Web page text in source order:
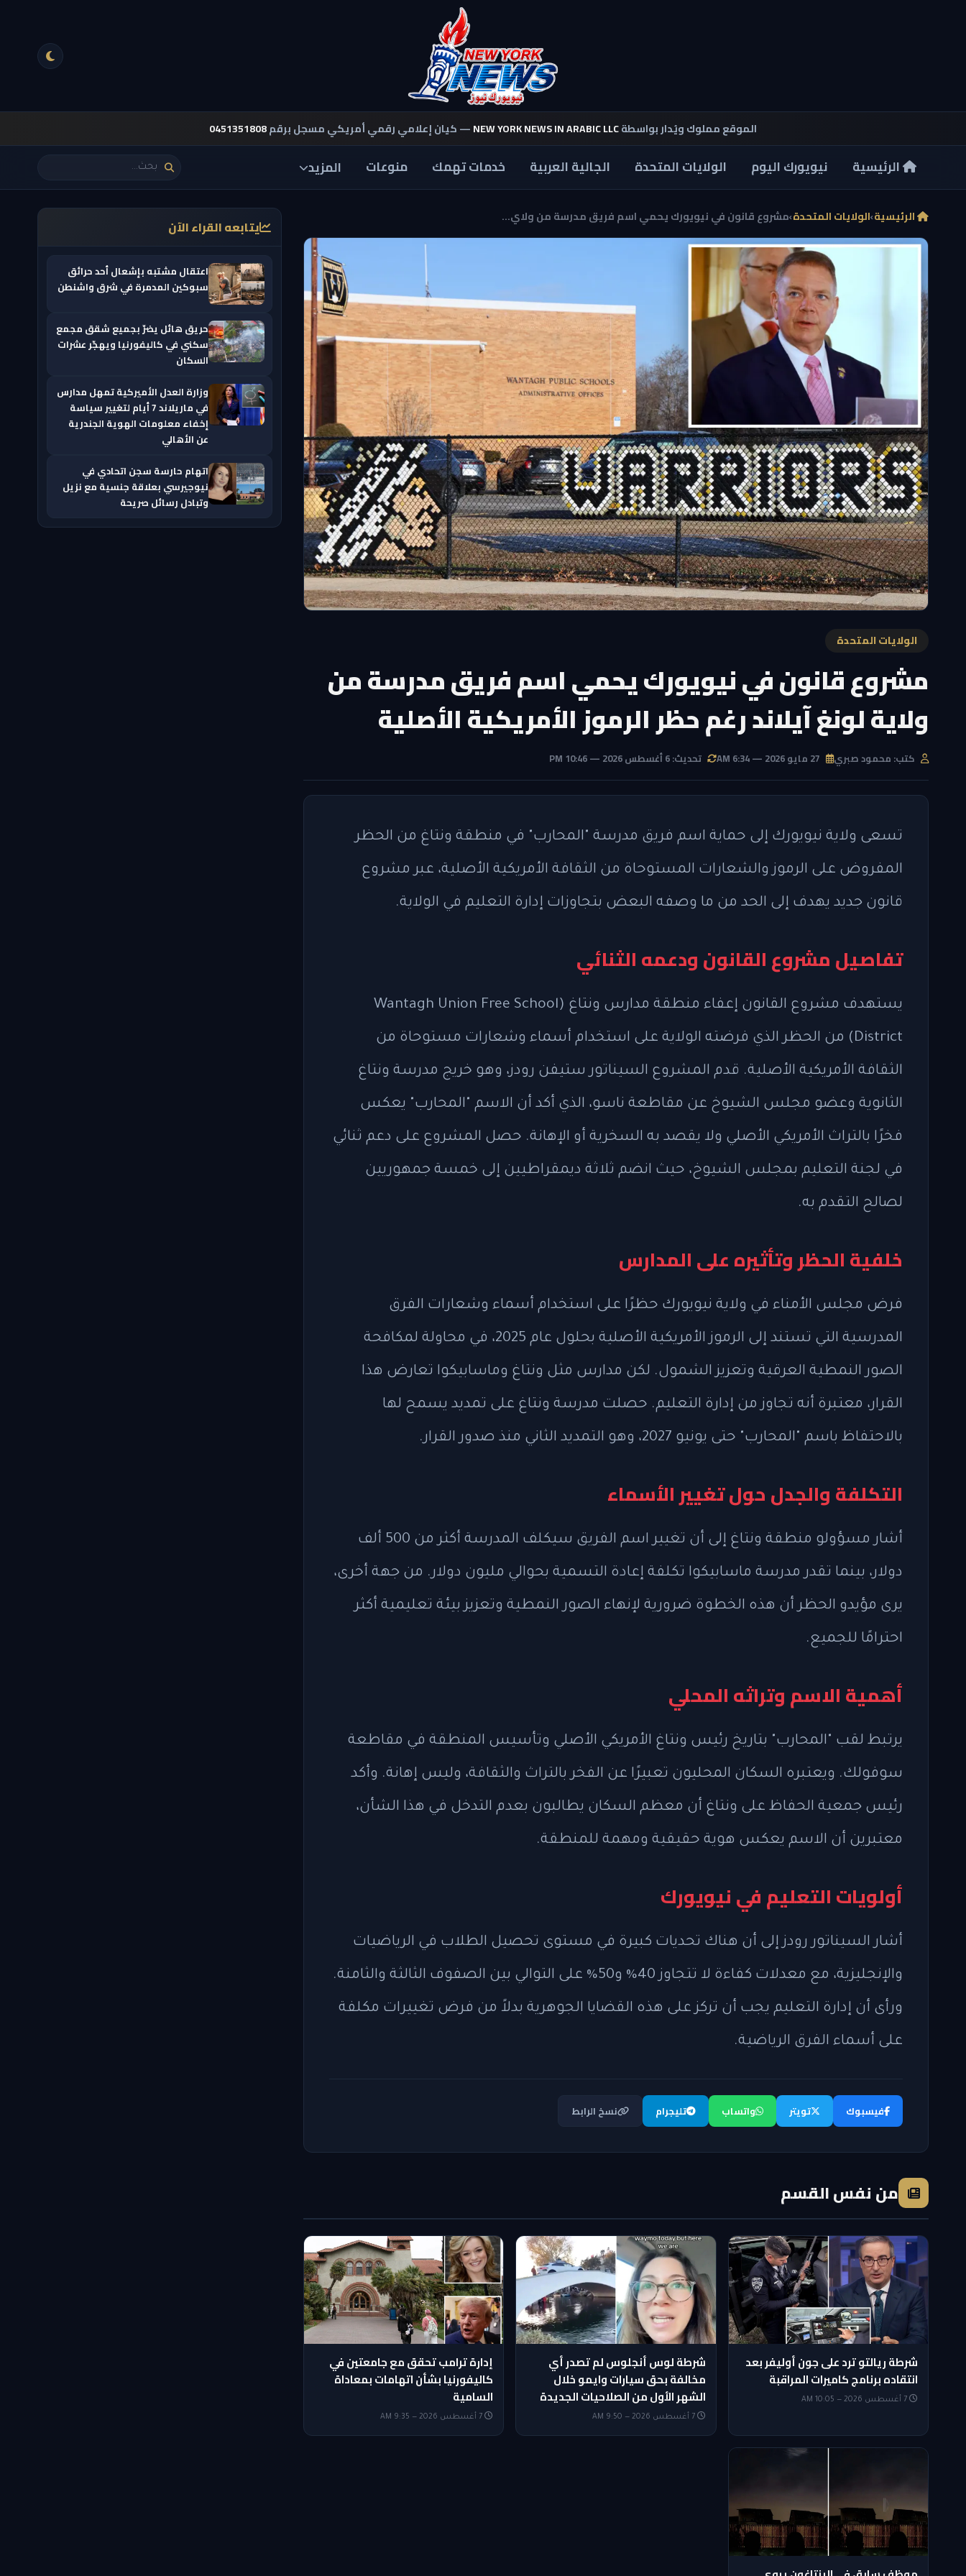
الموقع مملوك ويُدار بواسطةNEW YORK NEWS IN ARABIC LLC— كيان إعلامي رقمي أمريكي مسجل برقم0451351808
الرئيسية نيويورك اليوم الولايات المتحدة الجالية العربية خدمات تهمك منوعات المزيد
الرئيسية›الولايات المتحدة›مشروع قانون في نيويورك يحمي اسم فريق مدرسة من ولاي...
الولايات المتحدة
مشروع قانون في نيويورك يحمي اسم فريق مدرسة من
ولاية لونغ آيلاند رغم حظر الرموز الأمريكية الأصلية
كتب: محمود صبري تحديث: 6 أغسطس 2026 — 10:46 PM
تسعى ولاية نيويورك إلى حماية اسم فريق مدرسة "المحارب" في منطقة ونتاغ من الحظر
المفروض على الرموز والشعارات المستوحاة من الثقافة الأمريكية الأصلية، عبر مشروع
قانون جديد يهدف إلى الحد من ما وصفه البعض بتجاوزات إدارة التعليم في الولاية.
تفاصيل مشروع القانون ودعمه الثنائي
يستهدف مشروع القانون إعفاء منطقة مدارس ونتاغ (Wantagh Union Free School
District) من الحظر الذي فرضته الولاية على استخدام أسماء وشعارات مستوحاة من
الثقافة الأمريكية الأصلية. قدم المشروع السيناتور ستيفن رودز، وهو خريج مدرسة ونتاغ
الثانوية وعضو مجلس الشيوخ عن مقاطعة ناسو، الذي أكد أن الاسم "المحارب" يعكس
فخرًا بالتراث الأمريكي الأصلي ولا يقصد به السخرية أو الإهانة. حصل المشروع على دعم ثنائي
في لجنة التعليم بمجلس الشيوخ، حيث انضم ثلاثة ديمقراطيين إلى خمسة جمهوريين
لصالح التقدم به.
خلفية الحظر وتأثيره على المدارس
فرض مجلس الأمناء في ولاية نيويورك حظرًا على استخدام أسماء وشعارات الفرق
المدرسية التي تستند إلى الرموز الأمريكية الأصلية بحلول عام 2025، في محاولة لمكافحة
الصور النمطية العرقية وتعزيز الشمول. لكن مدارس مثل ونتاغ وماسابيكوا تعارض هذا
القرار، معتبرة أنه تجاوز من إدارة التعليم. حصلت مدرسة ونتاغ على تمديد يسمح لها
بالاحتفاظ باسم "المحارب" حتى يونيو 2027، وهو التمديد الثاني منذ صدور القرار.
التكلفة والجدل حول تغيير الأسماء
أشار مسؤولو منطقة ونتاغ إلى أن تغيير اسم الفريق سيكلف المدرسة أكثر من 500 ألف
دولار، بينما تقدر مدرسة ماسابيكوا تكلفة إعادة التسمية بحوالي مليون دولار. من جهة أخرى،
يرى مؤيدو الحظر أن هذه الخطوة ضرورية لإنهاء الصور النمطية وتعزيز بيئة تعليمية أكثر
احترامًا للجميع.
أهمية الاسم وتراثه المحلي
يرتبط لقب "المحارب" بتاريخ رئيس ونتاغ الأمريكي الأصلي وتأسيس المنطقة في مقاطعة
سوفولك. ويعتبره السكان المحليون تعبيرًا عن الفخر بالتراث والثقافة، وليس إهانة. وأكد
رئيس جمعية الحفاظ على ونتاغ أن معظم السكان يطالبون بعدم التدخل في هذا الشأن،
معتبرين أن الاسم يعكس هوية حقيقية ومهمة للمنطقة.
أولويات التعليم في نيويورك
أشار السيناتور رودز إلى أن هناك تحديات كبيرة في مستوى تحصيل الطلاب في الرياضيات
والإنجليزية، مع معدلات كفاءة لا تتجاوز 40% و50% على التوالي بين الصفوف الثالثة والثامنة.
ورأى أن إدارة التعليم يجب أن تركز على هذه القضايا الجوهرية بدلاً من فرض تغييرات مكلفة
على أسماء الفرق الرياضية.
فيسبوك تويتر واتساب تليجرام نسخ الرابط
من نفس القسم
شرطة ريالتو ترد على جون أوليفر بعد
انتقاده برنامج كاميرات المراقبة
شرطة لوس أنجلوس لم تصدر أي
مخالفة بحق سيارات وايمو خلال
الشهر الأول من الصلاحيات الجديدة
7 أغسطس 2026 — 9:50 AM
إدارة ترامب تحقق مع جامعتين في
كاليفورنيا بشأن اتهامات بمعاداة
السامية
7 أغسطس 2026 — 9:35 AM
يتابعه القراء الآن
اعتقال مشتبه بإشعال أحد حرائق
سبوكين المدمرة في شرق واشنطن
حريق هائل يضرّ بجميع شقق مجمع
سكني في كاليفورنيا ويهجّر عشرات
السكان
وزارة العدل الأميركية تمهل مدارس
في ماريلاند 7 أيام لتغيير سياسة
إخفاء معلومات الهوية الجندرية
عن الأهالي
اتهام حارسة سجن اتحادي في
نيوجيرسي بعلاقة جنسية مع نزيل
وتبادل رسائل صريحة